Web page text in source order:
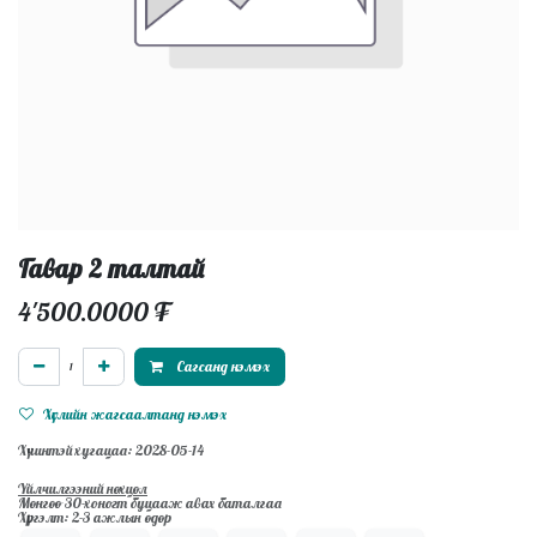
Гавар 2 талтай
4'500.0000₮
Сагсанд нэмэх
Хүслийн жагсаалтанд нэмэх
Хүчинтэй хугацаа: 2028-05-14
Үйлчилгээний нөхцөл
Мөнгөө 30-хоногт буцааж авах баталгаа
Хүргэлт: 2-3 ажлын өдөр